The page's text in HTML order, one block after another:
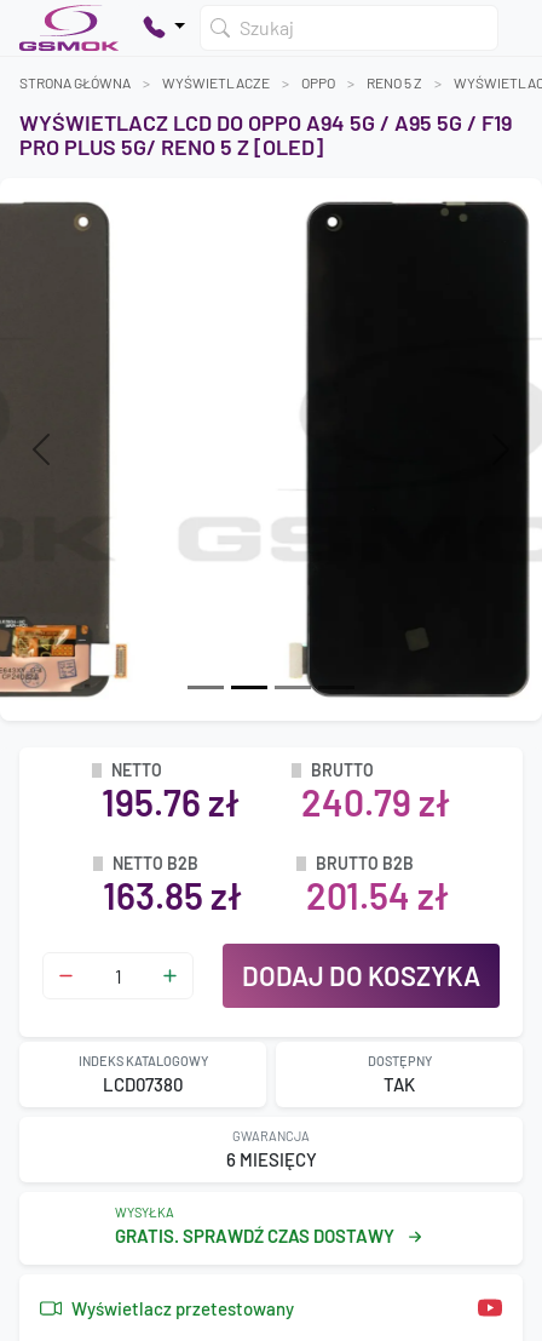
Szukaj
Dodaj produkty, aby kontynuować.
STRONA GŁÓWNA WYŚWIETLACZE OPPO RENO 5 Z
WYŚWIETLACZ LCD DO OPPO A94 5G / A95 5G / F19
PRO PLUS 5G/ RENO 5 Z [OLED]
Previous
NETTO
195.76 zł
BRUTTO
240.79 zł
NETTO B2B
163.85 zł
BRUTTO B2B
201.54 zł
DODAJ DO KOSZYKA
INDEKS KATALOGOWY
LCD07380
DOSTĘPNY
TAK
GWARANCJA
6 MIESIĘCY
WYSYŁKA
GRATIS. SPRAWDŹ CZAS DOSTAWY
Wyświetlacz przetestowany